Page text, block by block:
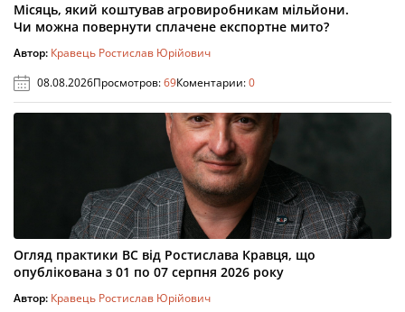
Місяць, який коштував агровиробникам мільйони.
Чи можна повернути сплачене експортне мито?
Автор: Кравець Ростислав Юрійович
08.08.2026Просмотров:69Коментарии:0
Огляд практики ВС від Ростислава Кравця, що
опублікована з 01 по 07 серпня 2026 року
Автор: Кравець Ростислав Юрійович